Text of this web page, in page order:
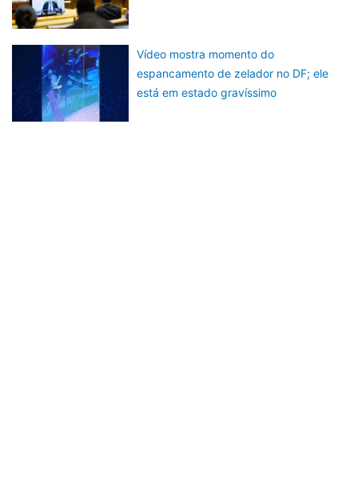
Vídeo mostra momento do
espancamento de zelador no DF; ele
está em estado gravíssimo